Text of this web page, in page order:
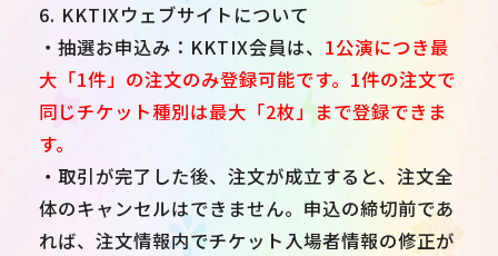
6. KKTIXウェブサイトについて
・抽選お申込み：KKTIX会員は、 1公演につき最
大「1件」の注文のみ登録可能です。1件の注文で
同じチケット種別は最大「2枚」まで登録できま
す。
・取引が完了した後、注文が成立すると、注文全
体のキャンセルはできません。申込の締切前であ
れば、注文情報内でチケット入場者情報の修正が